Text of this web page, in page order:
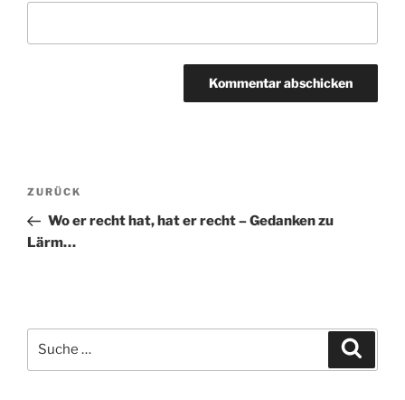
Beitragsnavigation
Vorheriger
Beitrag
ZURÜCK
Wo er recht hat, hat er recht – Gedanken zu
Lärm…
nach: